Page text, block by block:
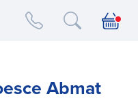
logo
Abmat